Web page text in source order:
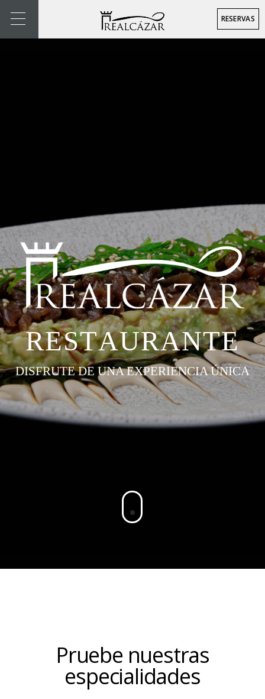
RESERVAS
RESTAURANTE
DISFRUTE DE UNA EXPERIENCIA ÚNICA
Pruebe nuestras
especialidades